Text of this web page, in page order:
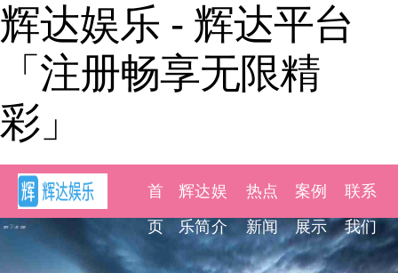
辉达娱乐 - 辉达平台
「注册畅享无限精
彩」
首
页
辉达娱
乐简介
热点
新闻
案例
展示
联系
我们